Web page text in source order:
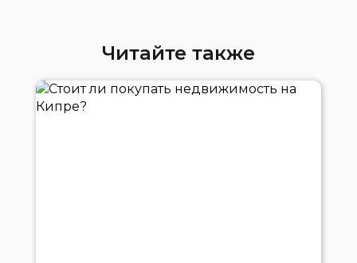
Читайте также